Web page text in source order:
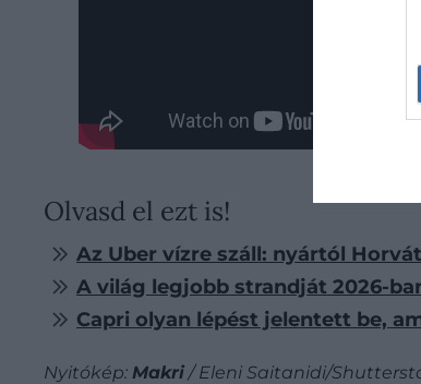
Olvasd el ezt is!
Az Uber vízre száll: nyártól
A világ legjobb strandját 2026-
Capri olyan lépést jelentett be,
Nyitókép: Makri / Eleni Saitanidi/